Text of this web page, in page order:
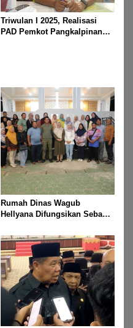
Triwulan I 2025, Realisasi
PAD Pemkot Pangkalpinang
Rumah Dinas Wagub
Hellyana Difungsikan Sebagai
Masyarakat Bangka Belitung